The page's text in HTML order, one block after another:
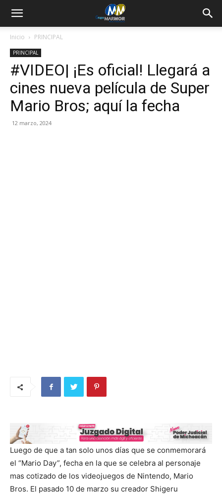
Inicio PRINCIPAL
PRINCIPAL
#VIDEO| ¡Es oficial! Llegará a
cines nueva película de Super
Mario Bros; aquí la fecha
12 marzo, 2024
Luego de que a tan solo unos días que se conmemorará
el “Mario Day”, fecha en la que se celebra al personaje
mas cotizado de los videojuegos de Nintendo, Mario
Bros. El pasado 10 de marzo su creador Shigeru